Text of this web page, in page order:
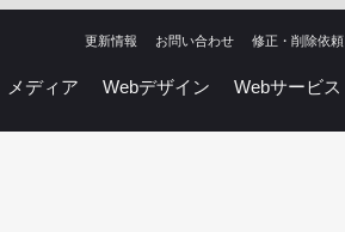
修正・削除依頼
お問い合わせ
更新情報
Webサービス
Webデザイン
メディア